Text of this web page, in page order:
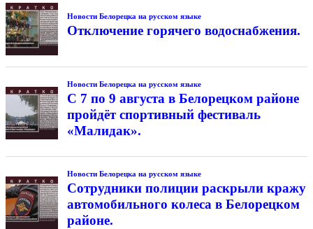
Новости Белорецка на русском языке
Отключение горячего водоснабжения.
Новости Белорецка на русском языке
С 7 по 9 августа в Белорецком районе
пройдёт спортивный фестиваль
«Малидак».
Новости Белорецка на русском языке
Сотрудники полиции раскрыли кражу
автомобильного колеса в Белорецком
районе.